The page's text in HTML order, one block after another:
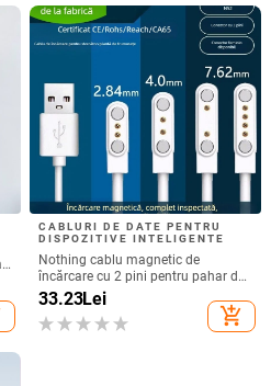
CABLURI DE DATE PENTRU
DISPOZITIVE INTELIGENTE
Nothing cablu magnetic de
încărcare cu 2 pini pentru pahar de
suc și ceas inteligent – 60 cm,
magnet puternic N52, distanța pini
7,62 mm
33.23Lei
add_shopping_cart